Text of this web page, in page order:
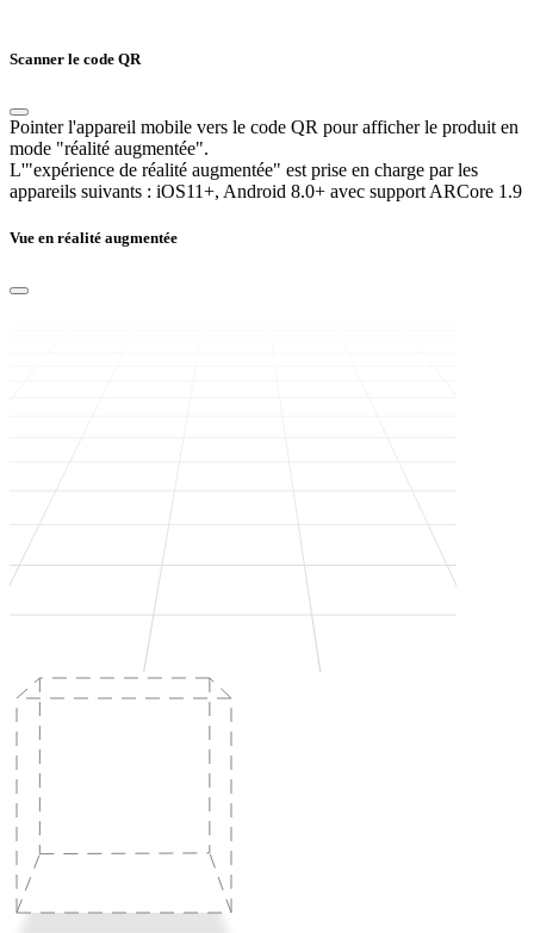
Scanner le code QR
Pointer l'appareil mobile vers le code QR pour afficher le produit en
mode "réalité augmentée".
L'"expérience de réalité augmentée" est prise en charge par les
appareils suivants : iOS11+, Android 8.0+ avec support ARCore 1.9
Vue en réalité augmentée